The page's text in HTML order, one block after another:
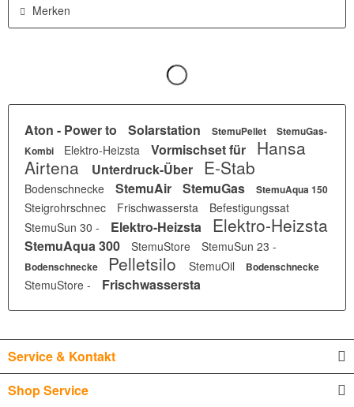
Merken
Aton - Power to Solarstation StemuPellet
StemuGas-
Kombi
Elektro-Heizsta Vormischset für
Hansa
Airtena
Unterdruck-Über E-Stab
Bodenschnecke StemuAir StemuGas StemuAqua 150
Steigrohrschnec Frischwassersta
Befestigungssat
StemuSun 30 -
Elektro-Heizsta Elektro-Heizsta
StemuAqua 300 StemuStore StemuSun 23 -
Bodenschnecke Pelletsilo StemuOil Bodenschnecke
StemuStore - Frischwassersta
Service & Kontakt
Shop Service